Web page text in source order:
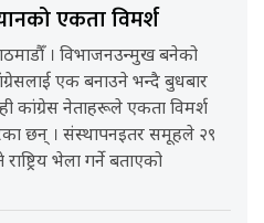
एकता विमर्श
। विभाजनउन्मुख बनेको
एक बनाउने भन्दै बुधबार
कांग्रेस नेताहरूले एकता विमर्श
छन् । संस्थापनइतर समूहले २९
राष्ट्रिय भेला गर्ने बताएको